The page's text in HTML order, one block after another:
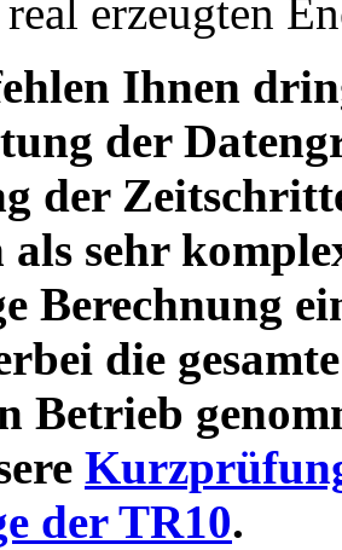
erzeugten
Ihnen
der
der
sehr
Berechnung
die
Betrieb
der TR10.